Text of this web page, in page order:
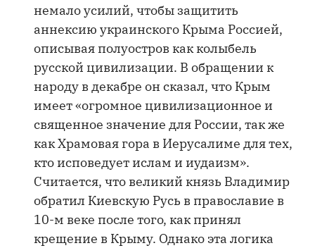
немало усилий, чтобы защитить
аннексию украинского Крыма Россией,
описывая полуостров как колыбель
русской цивилизации. В обращении к
народу в декабре он сказал, что Крым
имеет «огромное цивилизационное и
священное значение для России, так же
как Храмовая гора в Иерусалиме для тех,
кто исповедует ислам и иудаизм».
Считается, что великий князь Владимир
обратил Киевскую Русь в православие в
10-м веке после того, как принял
крещение в Крыму. Однако эта логика